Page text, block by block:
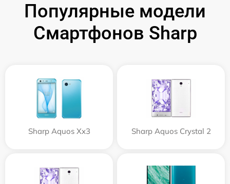
Популярные модели
Смартфонов Sharp
Sharp Aquos Xx3 Sharp Aquos Crystal 2